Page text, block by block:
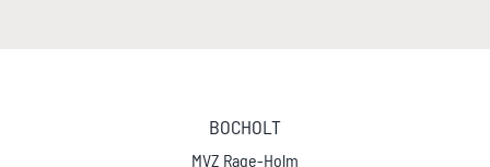
BOCHOLT
MVZ Rage-Holm